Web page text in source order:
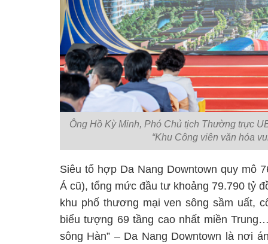
Ông Hồ Kỳ Minh, Phó Chủ tịch Thường trực
“Khu Công viên văn hóa
Siêu tổ hợp Da Nang Downtown quy mô
Á cũ), tổng mức đầu tư khoảng 79.790 tỷ
khu phố thương mại ven sông sầm uất,
biểu tượng 69 tầng cao nhất miền
sông Hàn” – Da Nang Downtown là nơi